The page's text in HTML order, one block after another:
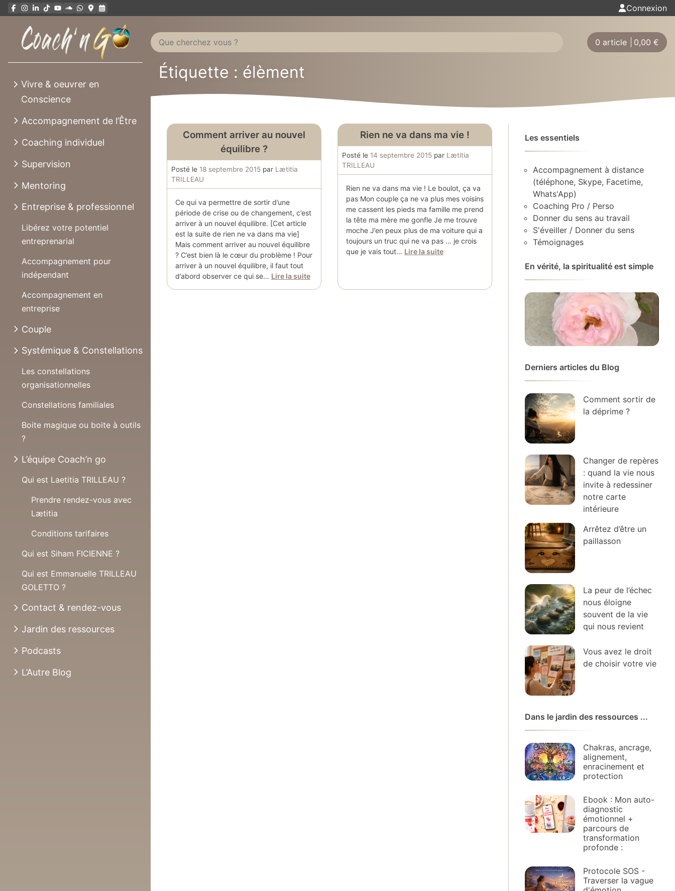
Connexion
contenu
Vivre & oeuvrer en
Conscience
Accompagnement de l’Être
Coaching individuel
Supervision
Mentoring
Entreprise & professionnel
Libérez votre potentiel
entreprenarial
Accompagnement pour
indépendant
Accompagnement en
entreprise
Couple
Systémique & Constellations
Les constellations
organisationnelles
Constellations familiales
Boite magique ou boite à outils
?
L’équipe Coach’n go
Qui est Laetitia TRILLEAU ?
Prendre rendez-vous avec
Lætitia
Conditions tarifaires
Qui est Siham FICIENNE ?
Qui est Emmanuelle TRILLEAU
GOLETTO ?
Contact & rendez-vous
Jardin des ressources
Podcasts
L’Autre Blog
0 article 0,00 €
Étiquette : élèment
Comment arriver au nouvel
équilibre ?
Posté le 18 septembre 2015 par Lætitia
TRILLEAU
Ce qui va permettre de sortir d’une
période de crise ou de changement, c’est
arriver à un nouvel équilibre. [Cet article
est la suite de rien ne va dans ma vie]
Mais comment arriver au nouvel équilibre
? C’est bien là le cœur du problème ! Pour
arriver à un nouvel équilibre, il faut tout
d’abord observer ce qui se… Lire la suite
Rien ne va dans ma vie !
Posté le 14 septembre 2015 par Lætitia
TRILLEAU
Rien ne va dans ma vie ! Le boulot, ça va
pas Mon couple ça ne va plus mes voisins
me cassent les pieds ma famille me prend
la tête ma mère me gonfle Je me trouve
moche J’en peux plus de ma voiture qui a
toujours un truc qui ne va pas … je crois
que je vais tout… Lire la suite
Les essentiels
Accompagnement à distance
(téléphone, Skype, Facetime,
Whats'App)
Coaching Pro / Perso
Donner du sens au travail
S'éveiller / Donner du sens
Témoignages
En vérité, la spiritualité est simple
Derniers articles du Blog
Comment sortir de
la déprime ?
Changer de repères
: quand la vie nous
invite à redessiner
notre carte
intérieure
Arrêtez d’être un
paillasson
La peur de l’échec
nous éloigne
souvent de la vie
qui nous revient
Vous avez le droit
de choisir votre vie
Dans le jardin des ressources ...
Chakras, ancrage,
alignement,
enracinement et
protection
Ebook : Mon auto-
diagnostic
émotionnel +
parcours de
transformation
profonde :
Protocole SOS -
Traverser la vague